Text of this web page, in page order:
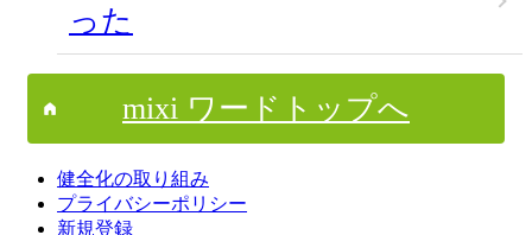
った
mixi ワードトップへ
健全化の取り組み
プライバシーポリシー
新規登録